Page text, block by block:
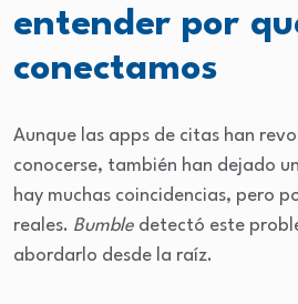
entender por
conectamos
Aunque las apps de citas han
conocerse, también han dejado
hay muchas coincidencias, pero
reales. Bumble detectó este
abordarlo desde la raíz.